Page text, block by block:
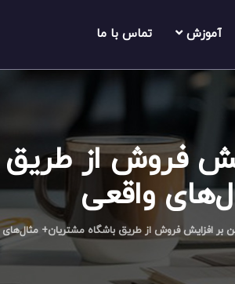
آموزش تماس با ما
فروش از
واقعی
بر افزایش فروش از طریق باشگاه مشتریان+